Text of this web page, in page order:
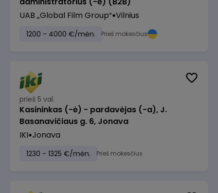
UAB „Global Film Group“ Vilnius
1200 - 4000 €/mėn. Prieš mokesčius
prieš 5 val.
Kasininkas (-ė) - pardavėjas (-a), J.
Basanavičiaus g. 6, Jonava
IKI Jonava
1230 - 1325 €/mėn. Prieš mokesčius